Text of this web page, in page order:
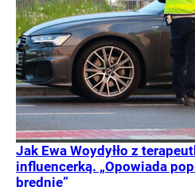
Jak Ewa Woydyłło z
influencerką. „Opowiada
brednie”